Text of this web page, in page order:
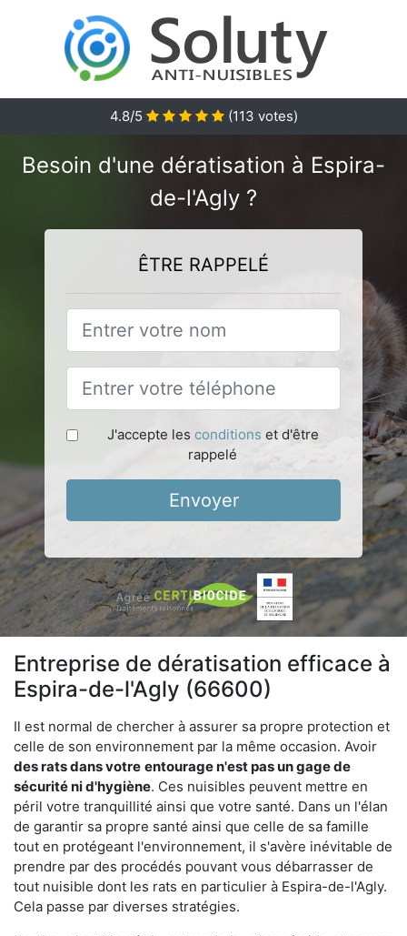
4.8/5 (113 votes)
Besoin d'une dératisation à Espira-
de-l'Agly ?
ÊTRE RAPPELÉ
J'accepte les conditions et d'être
rappelé
Envoyer
Entreprise de dératisation efficace à
Espira-de-l'Agly (66600)
Il est normal de chercher à assurer sa propre protection et
celle de son environnement par la même occasion. Avoir
des rats dans votre entourage n'est pas un gage de
sécurité ni d'hygiène. Ces nuisibles peuvent mettre en
péril votre tranquillité ainsi que votre santé. Dans un l'élan
de garantir sa propre santé ainsi que celle de sa famille
tout en protégeant l'environnement, il s'avère inévitable de
prendre par des procédés pouvant vous débarrasser de
tout nuisible dont les rats en particulier à Espira-de-l'Agly.
Cela passe par diverses stratégies.